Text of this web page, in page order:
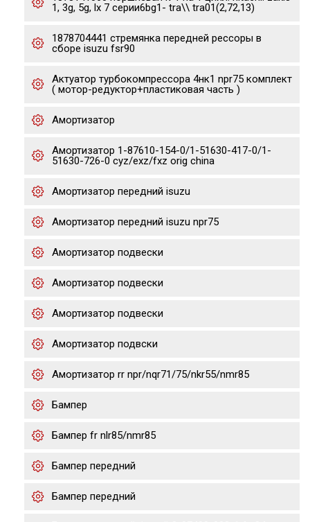
1, 3g, 5g, lx 7 серии6bg1- tra\\ tra01(2,72,13)
1878704441 стремянка передней рессоры в
сборе isuzu fsr90
Актуатор турбокомпрессора 4нк1 npr75 комплект
( мотор-редуктор+пластиковая часть )
Амортизатор
Амортизатор 1-87610-154-0/1-51630-417-0/1-
51630-726-0 cyz/exz/fxz orig china
Амортизатор передний isuzu
Амортизатор передний isuzu npr75
Амортизатор подвески
Амортизатор подвески
Амортизатор подвески
Амортизатор подвски
Амортизатор rr npr/nqr71/75/nkr55/nmr85
Бампер
Бампер fr nlr85/nmr85
Бампер передний
Бампер передний